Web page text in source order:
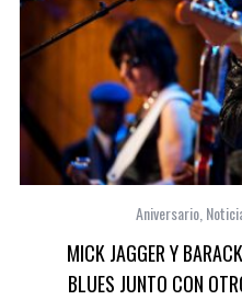
Aniversario,
MICK JAGGER Y
BLUES JUNTO CON